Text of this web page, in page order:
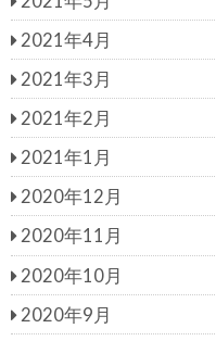
2021年4月
2021年3月
2021年2月
2021年1月
2020年12月
2020年11月
2020年10月
2020年9月